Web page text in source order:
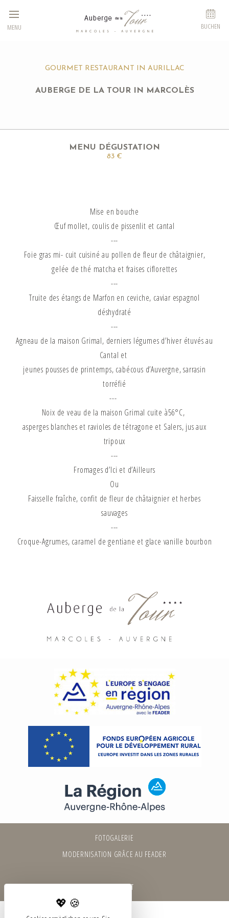
MENU BUCHEN
GOURMET RESTAURANT IN AURILLAC
AUBERGE DE LA TOUR IN MARCOLÈS
MENU DÉGUSTATION
83 €
Mise en bouche
Œuf mollet, coulis de pissenlit et cantal
---
Foie gras mi- cuit cuisiné au pollen de fleur de châtaignier,
gelée de thé matcha et fraises ciflorettes
---
Truite des étangs de Marfon en ceviche, caviar espagnol
déshydraté
---
Agneau de la maison Grimal, derniers légumes d’hiver étuvés au
Cantal et
jeunes pousses de printemps, cabécous d’Auvergne, sarrasin
torréfié
---
Noix de veau de la maison Grimal cuite à56°C,
asperges blanches et ravioles de tétragone et Salers, jus aux
tripoux
---
Fromages d’Ici et d’Ailleurs
Ou
Faisselle fraîche, confit de fleur de châtaignier et herbes
sauvages
---
Croque-Agrumes, caramel de gentiane et glace vanille bourbon
FOTOGALERIE
MODERNISATION GRÂCE AU FEADER
ELIOPHOT